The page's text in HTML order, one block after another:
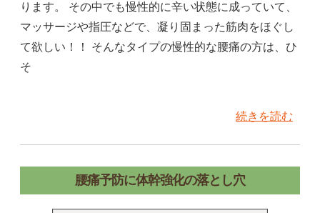
ります。 その中でも慢性的に辛い状態に成っていて、
マッサージや指圧などで、凝り固まった筋肉をほぐし
て欲しい！！ そんなタイプの慢性的な腰痛の方は、ひ
そ
続きを読む
腰痛予防に体幹強化の落とし穴